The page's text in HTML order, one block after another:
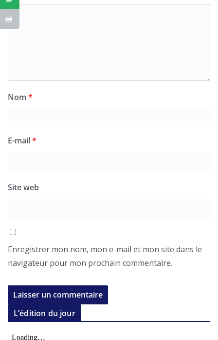
Nom *
E-mail*
Site web
Enregistrer mon nom, mon e-mail et mon site dans le
navigateur pour mon prochain commentaire.
L’édition du jour